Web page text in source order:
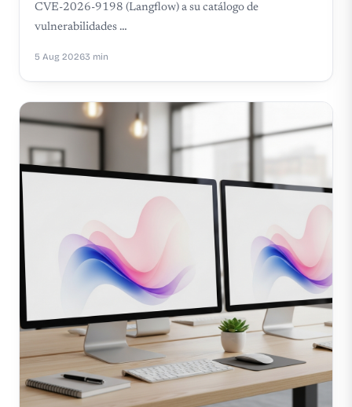
CVE-2026-9198 (Langflow) a su catálogo de
vulnerabilidades …
5 Aug 20263 min